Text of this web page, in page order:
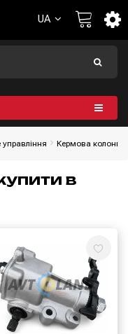
UA
управління Кермова колонка
в